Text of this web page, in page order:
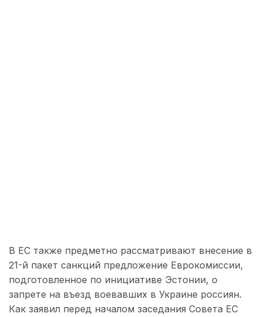
В ЕС также предметно рассматривают внесение в
21-й пакет санкций предложение Еврокомиссии,
подготовленное по инициативе Эстонии, о
запрете на въезд воевавших в Украине россиян.
Как заявил перед началом заседания Совета ЕС